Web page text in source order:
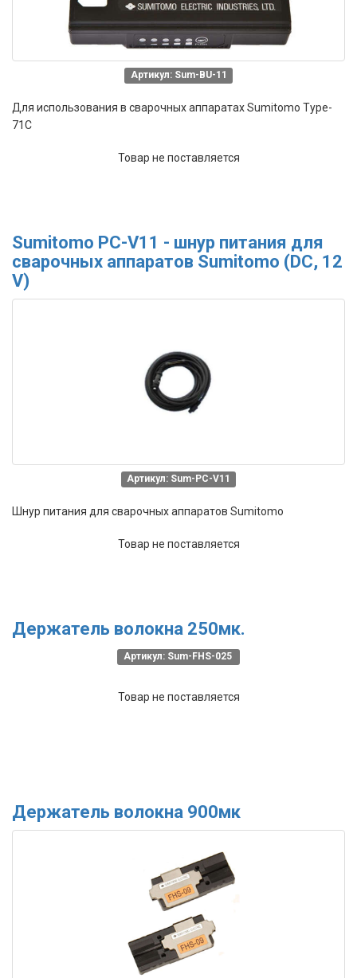
Артикул: Sum-BU-11
Для использования в сварочных аппаратах Sumitomo Type-
71C
Товар не поставляется
Sumitomo PC-V11 - шнур питания для
сварочных аппаратов Sumitomo (DC, 12
V)
Артикул: Sum-PC-V11
Шнур питания для сварочных аппаратов Sumitomo
Товар не поставляется
Держатель волокна 250мк.
Артикул: Sum-FHS-025
Товар не поставляется
Держатель волокна 900мк